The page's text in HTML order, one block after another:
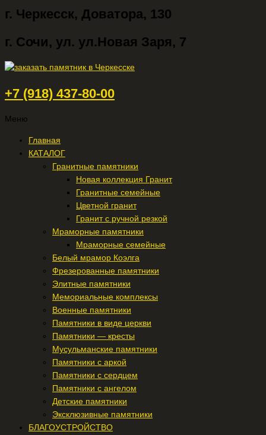
г. Черкесск, Доватора, 130
г. Сочи, ул. ул.Новая Заря, 7
+7 (918) 437-80-00
Меню
Главная
КАТАЛОГ
Гранитные памятники
Новая коллекция Гранит
Гранитные семейные
Цветной гранит
Гранит с ручной резкой
Мраморные памятники
Мраморные семейные
Белый мрамор Коэлга
Фрезерованные памятники
Элитные памятники
Мемориальные комплексы
Военные памятники
Памятники в виде церкви
Памятники — кресты
Мусульманские памятники
Памятники с аркой
Памятники с сердцем
Памятники с ангелом
Детские памятники
Эксклюзивные памятники
БЛАГОУСТРОЙСТВО